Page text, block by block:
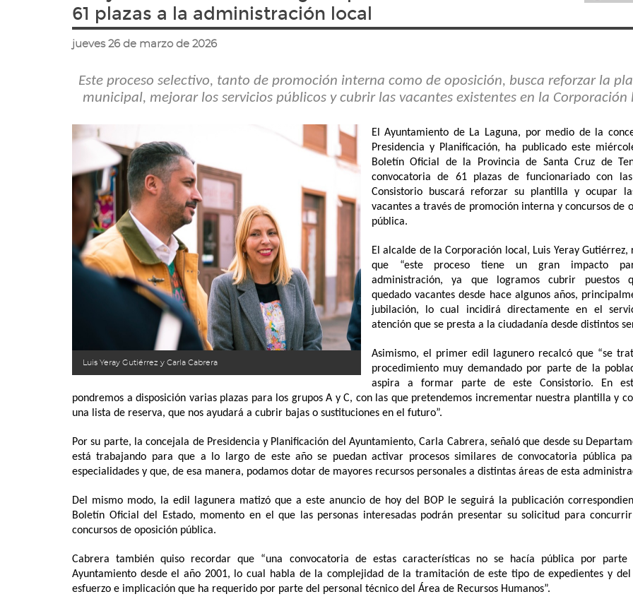
a
la
página
inicio
61 plazas a la administración local
jueves 26 de marzo de 2026
Este proceso selectivo, tanto de promoción interna como de oposición, busca reforzar la
municipal, mejorar los servicios públicos y cubrir las vacantes existentes en la Corporación
Luis Yeray Gutiérrez y Carla Cabrera
El Ayuntamiento de La Laguna, por medio de la
Presidencia y Planificación, ha publicado este
Boletín Oficial de la Provincia de Santa Cruz de
convocatoria de 61 plazas de funcionariado con
Consistorio buscará reforzar su plantilla y ocupar
vacantes a través de promoción interna y concursos de
pública.
El alcalde de la Corporación local, Luis Yeray Gutiérrez,
que “este proceso tiene un gran impacto
administración, ya que logramos cubrir puestos
quedado vacantes desde hace algunos años,
jubilación, lo cual incidirá directamente en el
atención que se presta a la ciudadanía desde distintos
Asimismo, el primer edil lagunero recalcó que “se
procedimiento muy demandado por parte de la
aspira a formar parte de este Consistorio. En
pondremos a disposición varias plazas para los grupos A y C, con las que pretendemos incrementar nuestra plantilla y
una lista de reserva, que nos ayudará a cubrir bajas o sustituciones en el futuro”.
Por su parte, la concejala de Presidencia y Planificación del Ayuntamiento, Carla Cabrera, señaló que desde su
está trabajando para que a lo largo de este año se puedan activar procesos similares de convocatoria pública
especialidades y que, de esa manera, podamos dotar de mayores recursos personales a distintas áreas de esta
Del mismo modo, la edil lagunera matizó que a este anuncio de hoy del BOP le seguirá la publicación
Boletín Oficial del Estado, momento en el que las personas interesadas podrán presentar su solicitud para
concursos de oposición pública.
Cabrera también quiso recordar que “una convocatoria de estas características no se hacía pública por parte
Ayuntamiento desde el año 2001, lo cual habla de la complejidad de la tramitación de este tipo de expedientes y
esfuerzo e implicación que ha requerido por parte del personal técnico del Área de Recursos Humanos”.